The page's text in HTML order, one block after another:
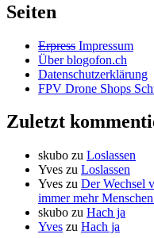
Seiten
Erpress Impressum
Über blogofon.ch
Datenschutzerklärung
FPV Drone Shops
Zuletzt
skubo zu Loslassen
Yves zu Loslassen
Yves zu Der Wechsel
immer mehr
skubo zu Hach ja
Yves zu Hach ja